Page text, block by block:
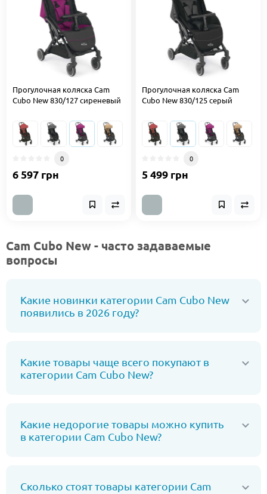
Прогулочная коляска Cam
Cubo New 830/127 сиреневый
0
6 597 грн
Прогулочная коляска Cam
Cubo New 830/125 серый
0
5 499 грн
Cam Cubo New - часто задаваемые
вопросы
Какие новинки категории Cam Cubo New
появились в 2026 году?
Какие товары чаще всего покупают в
категории Cam Cubo New?
Какие недорогие товары можно купить
в категории Cam Cubo New?
Сколько стоят товары категории Cam